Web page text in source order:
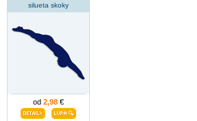
silueta skoky
od 2,98 €